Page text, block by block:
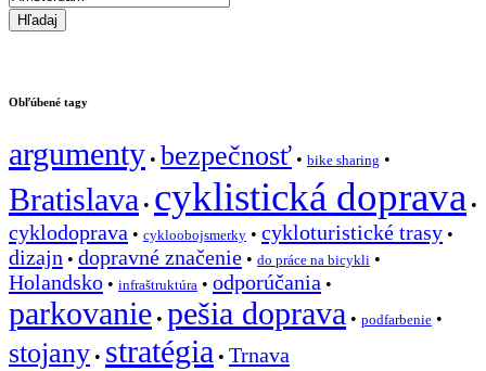
Obľúbené tagy
argumenty • bezpečnosť • bike sharing •
Bratislava • cyklistická doprava •
cyklodoprava • cykloobojsmerky • cykloturistické trasy •
dizajn • dopravné značenie • do práce na bicykli •
Holandsko • infraštruktúra • odporúčania •
parkovanie • pešia doprava • podfarbenie •
stojany • stratégia • Trnava